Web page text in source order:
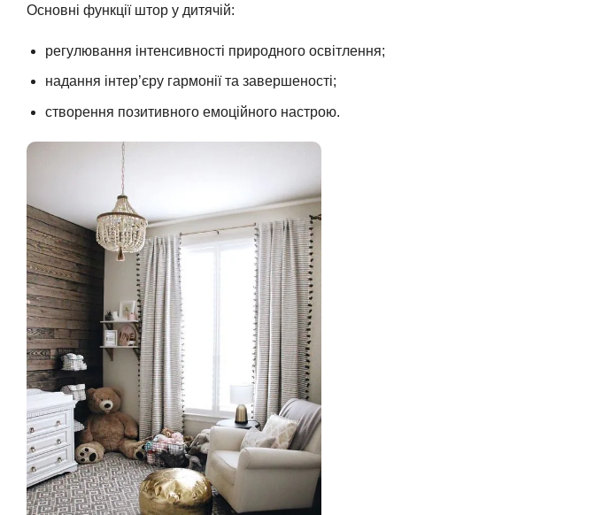
Основні функції штор у дитячій:
регулювання інтенсивності природного освітлення;
надання інтер’єру гармонії та завершеності;
створення позитивного емоційного настрою.